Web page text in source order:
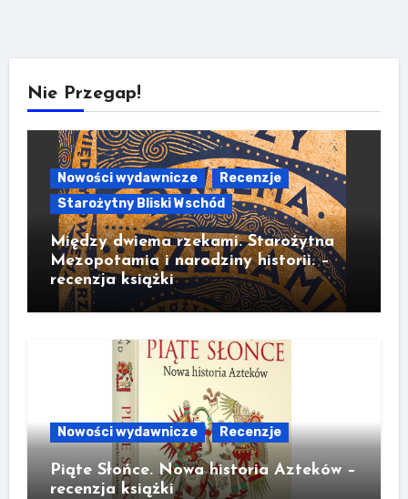
Nie Przegap!
Nowości wydawnicze
Recenzje
Starożytny Bliski Wschód
Między dwiema rzekami. Starożytna
Mezopotamia i narodziny historii. –
recenzja książki
Nowości wydawnicze Recenzje
Piąte Słońce. Nowa historia Azteków –
recenzja książki